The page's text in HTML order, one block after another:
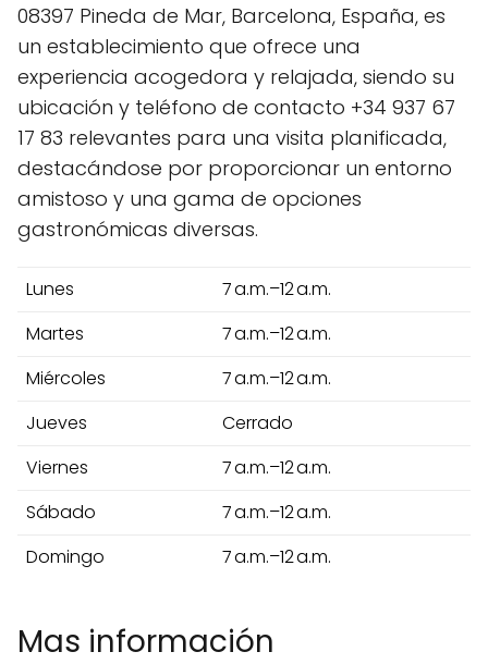
08397 Pineda de Mar, Barcelona, España, es
un establecimiento que ofrece una
experiencia acogedora y relajada, siendo su
ubicación y teléfono de contacto +34 937 67
17 83 relevantes para una visita planificada,
destacándose por proporcionar un entorno
amistoso y una gama de opciones
gastronómicas diversas.
Lunes
7 a.m.–12 a.m.
Martes
7 a.m.–12 a.m.
Miércoles
7 a.m.–12 a.m.
Jueves
Cerrado
Viernes
7 a.m.–12 a.m.
Sábado
7 a.m.–12 a.m.
Domingo
7 a.m.–12 a.m.
Mas información